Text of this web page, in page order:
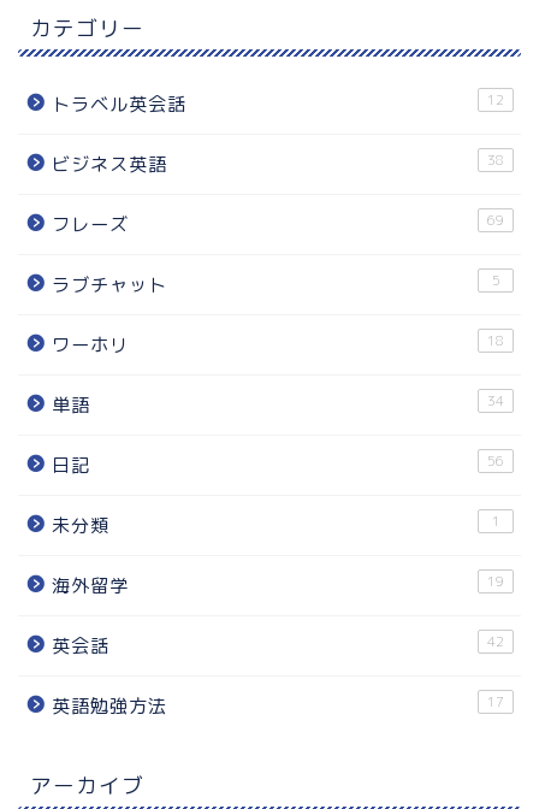
カテゴリー
トラベル英会話 12
ビジネス英語 38
フレーズ 69
ラブチャット 5
ワーホリ 18
単語 34
日記 56
未分類 1
海外留学 19
英会話 42
英語勉強方法 17
アーカイブ